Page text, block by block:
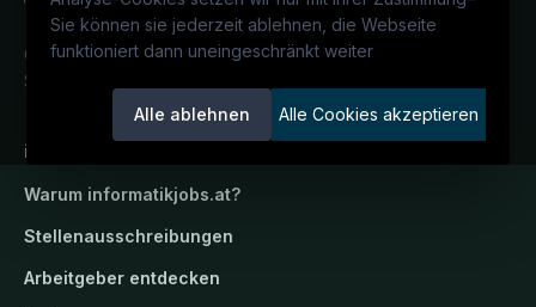
Sie können sie jederzeit ablehnen, die Webseite
funktioniert dann uneingeschränkt weiter
Alle ablehnen Alle Cookies akzeptieren
Österreichs IT-Karriereportal.Ein
Service der candidatis GmbH.
informatikjobs.at
Warum informatikjobs.at?
Stellenausschreibungen
Arbeitgeber entdecken